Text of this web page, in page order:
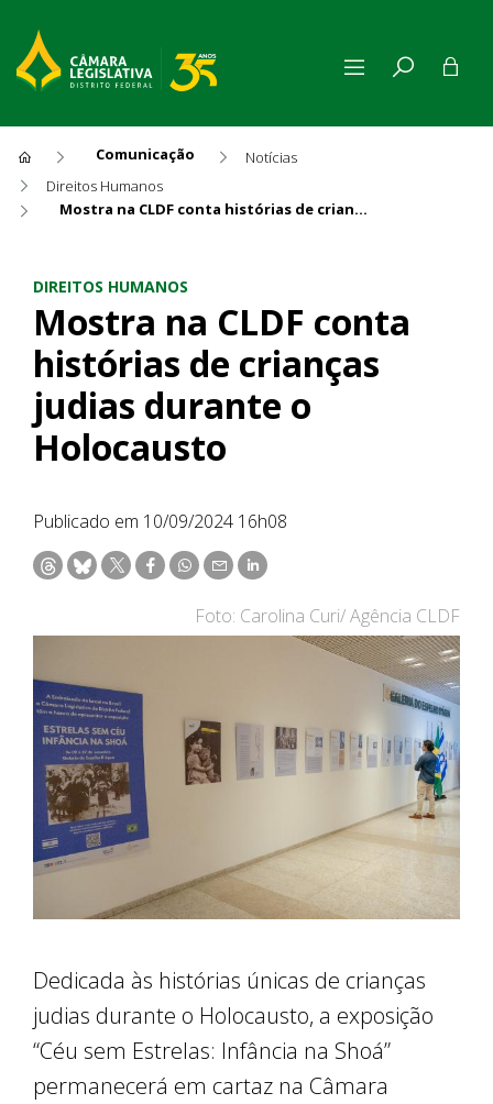
Comunicação
Notícias
Direitos Humanos
Mostra na CLDF conta histórias de crianças judias durante o Holocausto
DIREITOS HUMANOS
Mostra na CLDF conta
histórias de crianças
judias durante o
Holocausto
Publicado em 10/09/2024 16h08
Foto: Carolina Curi/ Agência CLDF
Dedicada às histórias únicas de crianças
judias durante o Holocausto, a exposição
“Céu sem Estrelas: Infância na Shoá”
permanecerá em cartaz na Câmara